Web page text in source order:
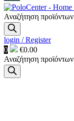
Αναζήτηση προϊόντων
login / Register
0
€0.00
Αναζήτηση προϊόντων